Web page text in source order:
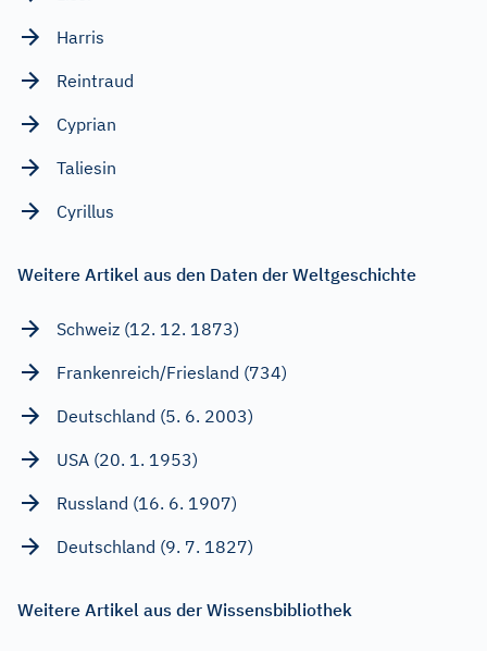
Harris
Reintraud
Cyprian
Taliesin
Cyrillus
Weitere Artikel aus den Daten der Weltgeschichte
Schweiz (12. 12. 1873)
Frankenreich/Friesland (734)
Deutschland (5. 6. 2003)
USA (20. 1. 1953)
Russland (16. 6. 1907)
Deutschland (9. 7. 1827)
Weitere Artikel aus der Wissensbibliothek